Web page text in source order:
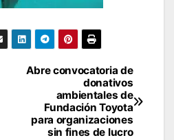
Abre convocatoria de
donativos
ambientales de
Fundación Toyota
para organizaciones
sin fines de lucro